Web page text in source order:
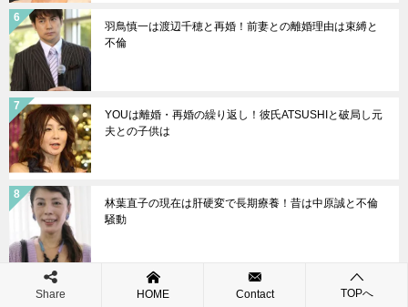
羽鳥慎一は渡辺千穂と再婚！前妻との離婚理由は束縛と
不倫
YOUは離婚・再婚の繰り返し！彼氏ATSUSHIと破局し元
夫との子供は
林葉直子の現在は肝硬変で長期療養！昔は中原誠と不倫
騒動
山本太郎は元妻・割鞘朱璃と結婚もスピード離婚！政治
Share HOME Contact TOPへ